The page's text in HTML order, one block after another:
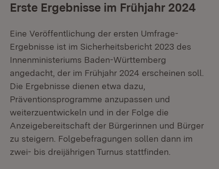
Erste Ergebnisse im Frühjahr 2024
Eine Veröffentlichung der ersten Umfrage-
Ergebnisse ist im Sicherheitsbericht 2023 des
Innenministeriums Baden-Württemberg
angedacht, der im Frühjahr 2024 erscheinen soll.
Die Ergebnisse dienen etwa dazu,
Präventionsprogramme anzupassen und
weiterzuentwickeln und in der Folge die
Anzeigebereitschaft der Bürgerinnen und Bürger
zu steigern. Folgebefragungen sollen dann im
zwei- bis dreijährigen Turnus stattfinden.